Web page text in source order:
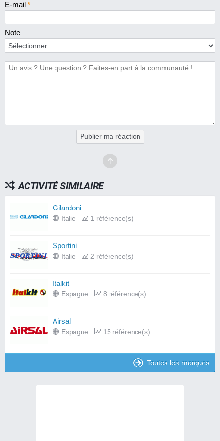
E-mail *
Note
Publier ma réaction
ACTIVITÉ SIMILAIRE
Gilardoni
Italie 1 référence(s)
Sportini
Italie 2 référence(s)
Italkit
Espagne 8 référence(s)
Airsal
Espagne 15 référence(s)
Toutes les marques